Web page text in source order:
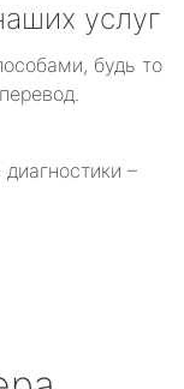
услуг
будь то
–